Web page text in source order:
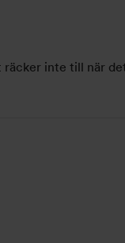
räcker inte till när